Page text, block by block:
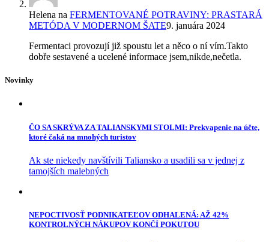
Helena na FERMENTOVANÉ POTRAVINY: PRASTARÁ
METÓDA V MODERNOM ŠATE9. januára 2024
Fermentaci provozují již spoustu let a něco o ní vím.Takto
dobře sestavené a ucelené informace jsem,nikde,nečetla.
Novinky
ČO SA SKRÝVA ZA TALIANSKYMI STOLMI: Prekvapenie na účte,
ktoré čaká na mnohých turistov
Ak ste niekedy navštívili Taliansko a usadili sa v jednej z
tamojších malebných
NEPOCTIVOSŤ PODNIKATEĽOV ODHALENÁ: AŽ 42%
KONTROLNÝCH NÁKUPOV KONČÍ POKUTOU